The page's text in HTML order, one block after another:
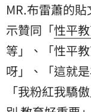
MR.布雷蕭的
示贊同「性平
等」、「性平
呀」、「這就
「我粉紅我驕